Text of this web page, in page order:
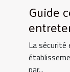
Guide
La sécurité
par...